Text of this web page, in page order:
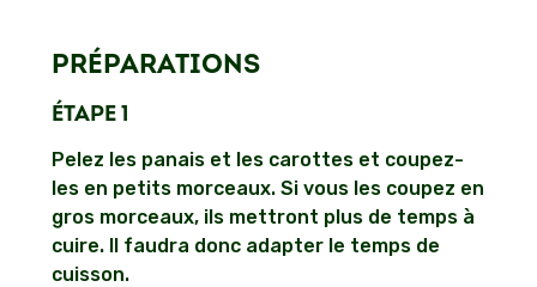
PRÉPARATIONS
ÉTAPE 1
Pelez les panais et les carottes et coupez-
les en petits morceaux. Si vous les coupez en
gros morceaux, ils mettront plus de temps à
cuire. Il faudra donc adapter le temps de
cuisson.